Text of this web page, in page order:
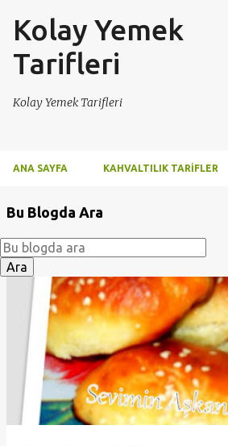
Ana içeriğe atla
Kolay Yemek
Tarifleri
Kolay Yemek Tarifleri
ANA SAYFA KAHVALTILIK TARIFLER
a
y
Bu Blogda Ara